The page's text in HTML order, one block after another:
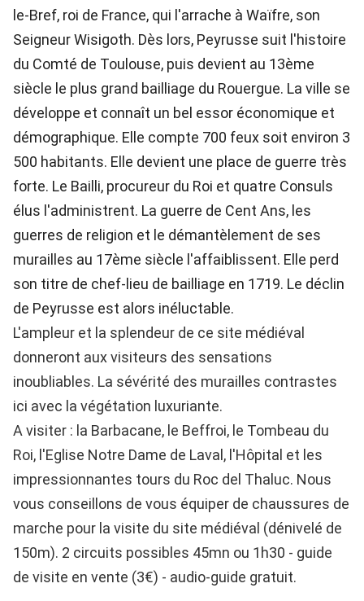
le-Bref, roi de France, qui l'arrache à Waïfre, son
Seigneur Wisigoth. Dès lors, Peyrusse suit l'histoire
du Comté de Toulouse, puis devient au 13ème
siècle le plus grand bailliage du Rouergue. La ville se
développe et connaît un bel essor économique et
démographique. Elle compte 700 feux soit environ 3
500 habitants. Elle devient une place de guerre très
forte. Le Bailli, procureur du Roi et quatre Consuls
élus l'administrent. La guerre de Cent Ans, les
guerres de religion et le démantèlement de ses
murailles au 17ème siècle l'affaiblissent. Elle perd
son titre de chef-lieu de bailliage en 1719. Le déclin
de Peyrusse est alors inéluctable.
L'ampleur et la splendeur de ce site médiéval
donneront aux visiteurs des sensations
inoubliables. La sévérité des murailles contrastes
ici avec la végétation luxuriante.
A visiter : la Barbacane, le Beffroi, le Tombeau du
Roi, l'Eglise Notre Dame de Laval, l'Hôpital et les
impressionnantes tours du Roc del Thaluc. Nous
vous conseillons de vous équiper de chaussures de
marche pour la visite du site médiéval (dénivelé de
150m). 2 circuits possibles 45mn ou 1h30 - guide
de visite en vente (3€) - audio-guide gratuit.